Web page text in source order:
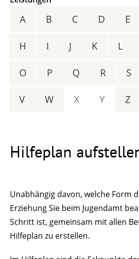
A B C D E
H I J K L
O P Q R S
V W X Y Z
Hilfeplan
Unabhängig davon, welche Form
Erziehung Sie beim Jugendamt
Schritt ist, gemeinsam mit allen
Hilfeplan zu erstellen.